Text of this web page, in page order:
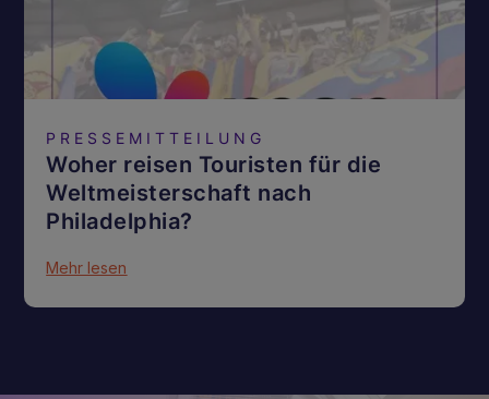
PRESSEMITTEILUNG
Woher reisen Touristen für die
Weltmeisterschaft nach
Philadelphia?
Mehr lesen